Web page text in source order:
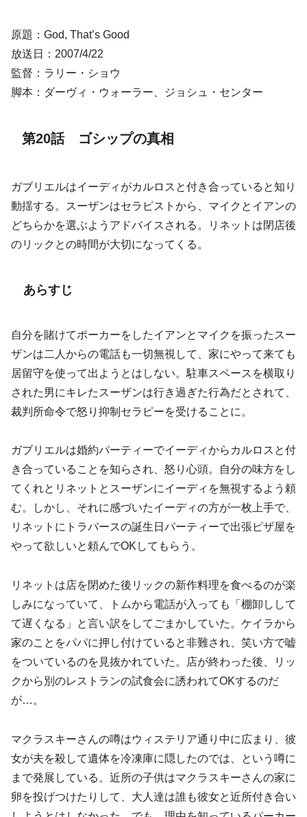
原題：God, That’s Good
放送日：2007/4/22
監督：ラリー・ショウ
脚本：ダーヴィ・ウォーラー、ジョシュ・センター
第20話 ゴシップの真相
ガブリエルはイーディがカルロスと付き合っていると知り
動揺する。スーザンはセラピストから、マイクとイアンの
どちらかを選ぶようアドバイスされる。リネットは閉店後
のリックとの時間が大切になってくる。
あらすじ
自分を賭けてポーカーをしたイアンとマイクを振ったスー
ザンは二人からの電話も一切無視して、家にやって来ても
居留守を使って出ようとはしない。駐車スペースを横取り
された男にキレたスーザンは行き過ぎた行為だとされて、
裁判所命令で怒り抑制セラピーを受けることに。
ガブリエルは婚約パーティーでイーディからカルロスと付
き合っていることを知らされ、怒り心頭。自分の味方をし
てくれとリネットとスーザンにイーディを無視するよう頼
む。しかし、それに感づいたイーディの方が一枚上手で、
リネットにトラバースの誕生日パーティーで出張ピザ屋を
やって欲しいと頼んでOKしてもらう。
リネットは店を閉めた後リックの新作料理を食べるのが楽
しみになっていて、トムから電話が入っても「棚卸しして
て遅くなる」と言い訳をしてごまかしていた。ケイラから
家のことをパパに押し付けていると非難され、笑い方で嘘
をついているのを見抜かれていた。店が終わった後、リッ
クから別のレストランの試食会に誘われてOKするのだ
が…。
マクラスキーさんの噂はウィステリア通り中に広まり、彼
女が夫を殺して遺体を冷凍庫に隠したのでは、という噂に
まで発展している。近所の子供はマクラスキーさんの家に
卵を投げつけたりして、大人達は誰も彼女と近所付き合い